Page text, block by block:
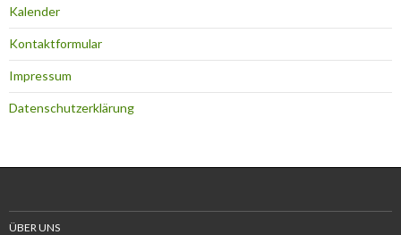
Kalender
Kontaktformular
Impressum
Datenschutzerklärung
ÜBER UNS